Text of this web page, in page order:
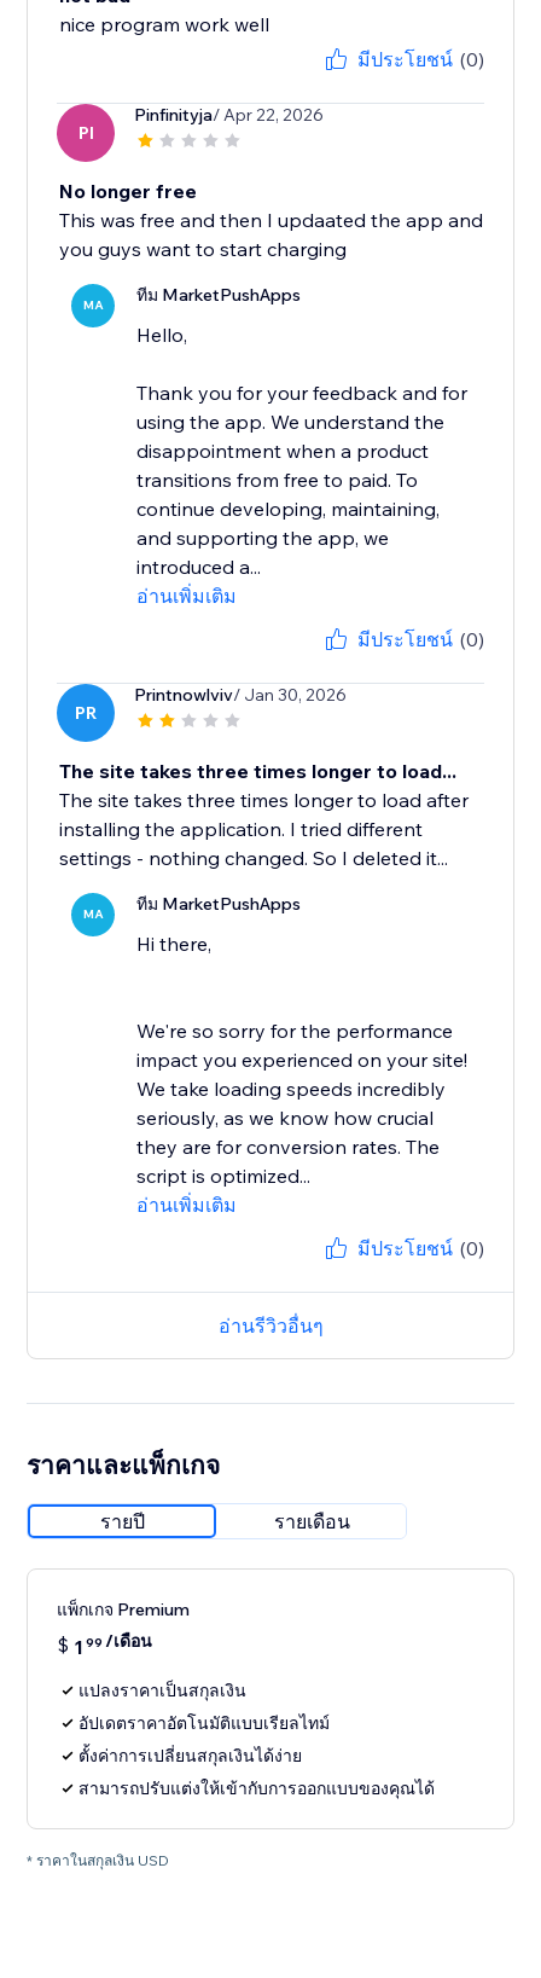
nice program work well
มีประโยชน์ (0)
PI
Pinfinityja/ Apr 22, 2026
No longer free
This was free and then I updaated the app and
you guys want to start charging
MA ทีม MarketPushApps
Hello,
Thank you for your feedback and for
using the app. We understand the
disappointment when a product
transitions from free to paid. To
continue developing, maintaining,
and supporting the app, we
introduced a...
อ่านเพิ่มเติม
มีประโยชน์ (0)
PR
Printnowlviv/ Jan 30, 2026
The site takes three times longer to load...
The site takes three times longer to load after
installing the application. I tried different
settings - nothing changed. So I deleted it...
MA ทีม MarketPushApps
Hi there,
We're so sorry for the performance
impact you experienced on your site!
We take loading speeds incredibly
seriously, as we know how crucial
they are for conversion rates. The
script is optimized...
อ่านเพิ่มเติม
มีประโยชน์ (0)
อ่านรีวิวอื่นๆ
ราคาและแพ็กเกจ
รายปี รายเดือน
แพ็กเกจ Premium
$ 1 99 /เดือน
แปลงราคาเป็นสกุลเงิน
อัปเดตราคาอัตโนมัติแบบเรียลไทม์
ตั้งค่าการเปลี่ยนสกุลเงินได้ง่าย
สามารถปรับแต่งให้เข้ากับการออกแบบของคุณได้
* ราคาในสกุลเงิน USD